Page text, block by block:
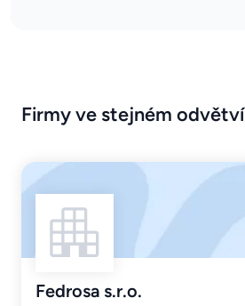
Firmy ve stejném odvětví
Fedrosa s.r.o.